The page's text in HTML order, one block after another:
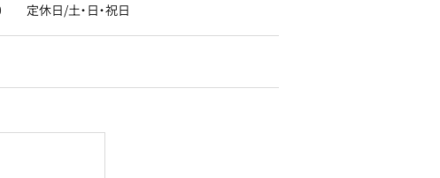
定休日/土・日・祝日